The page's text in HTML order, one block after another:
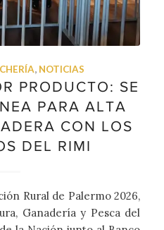
, NOTICIAS
PRODUCTO: SE
PARA ALTA
CON LOS
DEL RIMI
Rural de Palermo 2026,
Ganadería y Pesca del